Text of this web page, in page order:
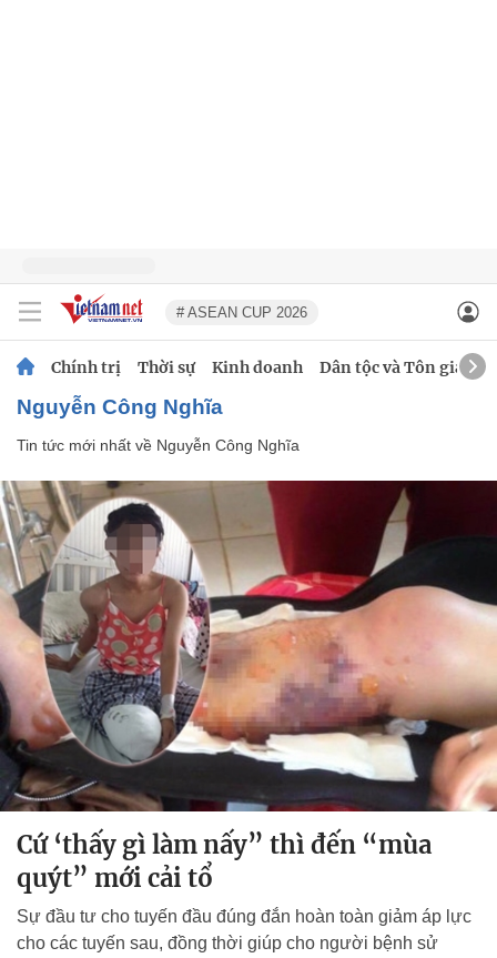
# ASEAN CUP 2026
Chính trị Thời sự Kinh doanh Dân tộc và Tôn giáo
Nguyễn Công Nghĩa
Tin tức mới nhất về Nguyễn Công Nghĩa
Cứ ‘thấy gì làm nấy” thì đến “mùa
quýt” mới cải tổ
Sự đầu tư cho tuyến đầu đúng đắn hoàn toàn giảm áp lực
cho các tuyến sau, đồng thời giúp cho người bệnh sử